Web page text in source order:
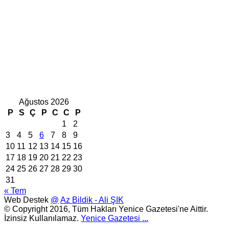
Ağustos 2026
P
S Ç P C C
P
1
2
3
4 5 6 7 8
9
10 11 12 13 14 15 16
17 18 19 20 21 22 23
24 25 26 27 28 29 30
31
« Tem
Web Destek @ Az Bildik - Ali ŞIK
© Copyright 2016, Tüm Hakları Yenice Gazetesi'ne Aittir.
İzinsiz Kullanılamaz. Yenice Gazetesi ...